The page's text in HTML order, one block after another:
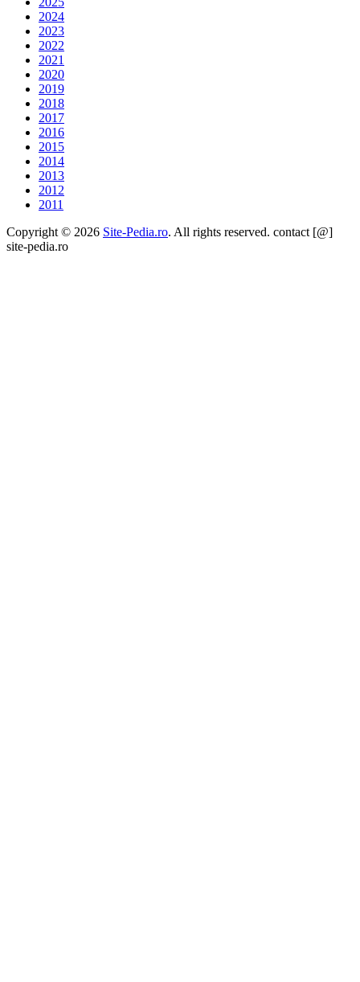
2024
2023
2022
2021
2020
2019
2018
2017
2016
2015
2014
2013
2012
2011
Copyright © 2026 Site-Pedia.ro. All rights reserved. contact [@]
site-pedia.ro